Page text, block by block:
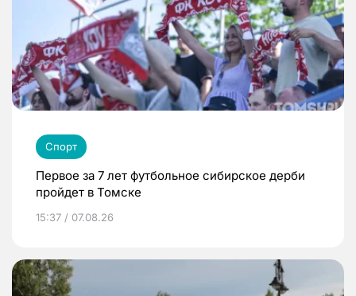
Спорт
Первое за 7 лет футбольное сибирское дерби
пройдет в Томске
15:37 / 07.08.26